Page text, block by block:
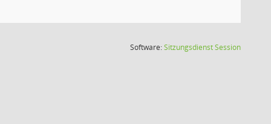
Software:SitzungsdienstSession(Wird in